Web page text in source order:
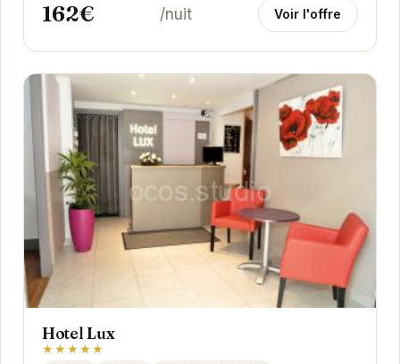
162€ /nuit Voir l'offre
Hotel Lux
★★★★★